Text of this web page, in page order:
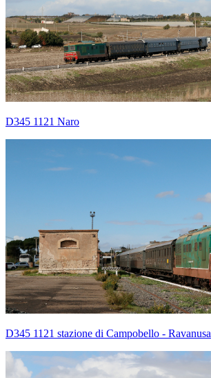
D345 1121 Naro
D345 1121 stazione di Campobello - Ravanusa